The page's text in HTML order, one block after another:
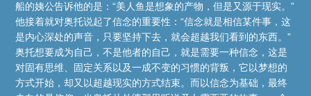
船的姨公告诉他的是：“美人鱼是想象的产物，但是又源于现实。”
他接着就对奥托说起了信念的重要性：“信念就是相信某件事，这
是内心深处的声音，只要坚持下去，就会超越我们看到的东西。”
奥托想要成为自己，不是他者的自己，就是需要一种信念，这是
对固有思维、固定关系以及一成不变的习惯的背叛，它以梦想的
方式开始，却又以超越现实的方式结束。而以信念为基础，最终